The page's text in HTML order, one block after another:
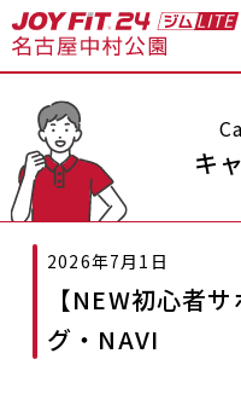
店舗トップ
会員様向けの
会員の方へトップ
会員様へのお知らせ入会のお手
キ
2026年7月1日
【NEW初心者
グ・NAVI